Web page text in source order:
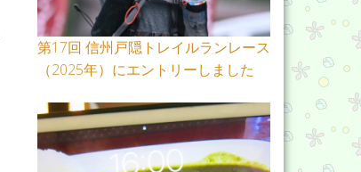
第17回 信州戸隠トレイルランレース
（2025年）にエントリーしました